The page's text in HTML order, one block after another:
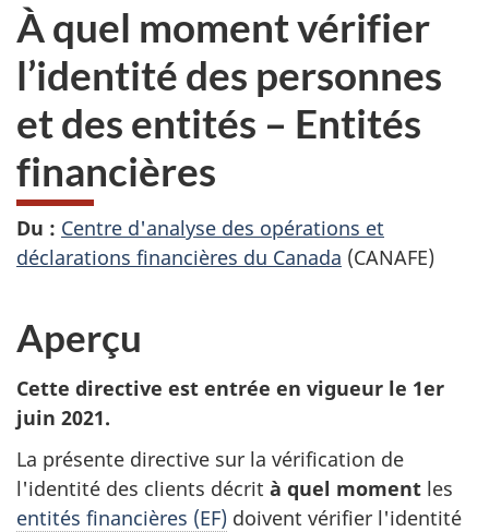
ici
À quel moment vérifier
l’identité des personnes
et des entités – Entités
financières
Du : Centre d'analyse des opérations et
déclarations financières du Canada (CANAFE)
Aperçu
Cette directive est entrée en vigueur le 1er
juin 2021.
La présente directive sur la vérification de
l'identité des clients décrit à quel moment les
entités financières (EF) doivent vérifier l'identité